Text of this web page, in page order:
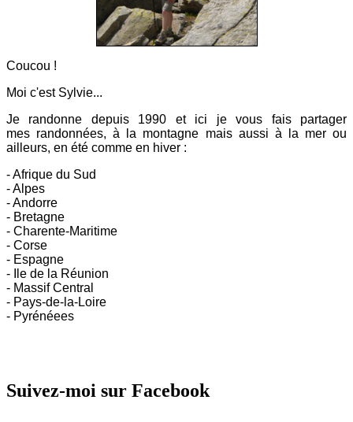
Coucou !
Moi c'est Sylvie...
Je randonne depuis 1990 et ici je vous fais partager
mes randonnées, à la montagne mais aussi à la mer ou
ailleurs, en été comme en hiver :
- Afrique du Sud
- Alpes
- Andorre
- Bretagne
- Charente-Maritime
- Corse
- Espagne
- Ile de la Réunion
- Massif Central
- Pays-de-la-Loire
- Pyrénéees
Suivez-moi sur Facebook